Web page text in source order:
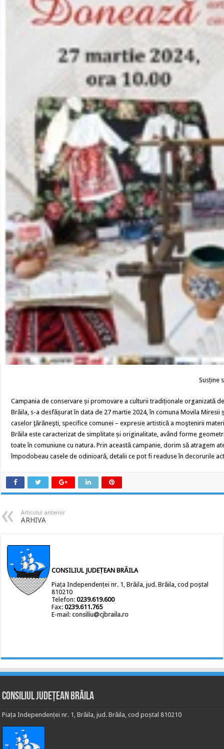
Susține
Campania de conservare și promovare a culturii tradiționale organizată
Brăila, s-a desfășurat în data de 27 martie 2024, în comuna Movila
caselor ţărăneşti, specifice comunei – expresie artistică a moştenirii
Brăila este caracterizat de simplitate și originalitate, având forme
toate în comuniune cu natura. Prin această campanie, dorim să atragem
împodobeau casele de odinioară, detalii ce pot fi readuse în decorurile
Articolul anterior
ARHIVA
CONSILIUL JUDEȚEAN BRĂILA
Piața Independenței nr. 1, Brăila, jud. Brăila, cod poștal
810210
Telefon:0239.619.600
Fax:0239.611.765
E-mail:consiliu@cjbraila.ro
Consiliul Județean Brăila
Piața Independenței nr. 1, Brăila, jud. Brăila, cod poștal 810210